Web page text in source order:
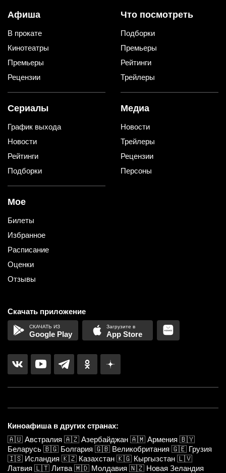
Афиша
В прокате
Кинотеатры
Премьеры
Рецензии
Что посмотреть
Подборки
Премьеры
Рейтинги
Трейлеры
Сериалы
График выхода
Новости
Рейтинги
Подборки
Медиа
Новости
Трейлеры
Рецензии
Персоны
Мое
Билеты
Избранное
Расписание
Оценки
Отзывы
Скачать приложение
Google Play App Store
Киноафиша в других странах:
🇦🇺 Австралия 🇦🇿 Азербайджан 🇦🇲 Армения 🇧🇾
Беларусь 🇧🇬 Болгария 🇬🇧 Великобритания 🇬🇪 Грузия
🇮🇸 Исландия 🇰🇿 Казахстан 🇰🇬 Кыргызстан 🇱🇻
Латвия 🇱🇹 Литва 🇲🇩 Молдавия 🇳🇿 Новая Зеландия